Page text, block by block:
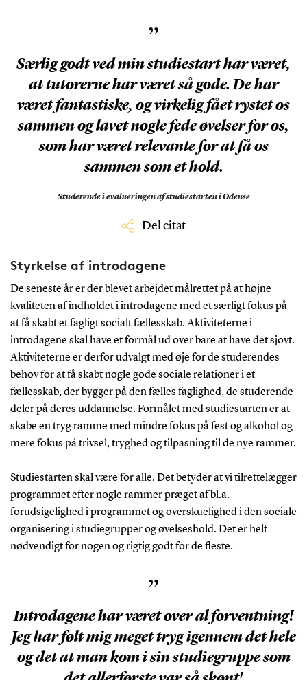
”
Særlig godt ved min studiestart har været,
at tutorerne har været så gode. De har
været fantastiske, og virkelig fået rystet os
sammen og lavet nogle fede øvelser for os,
som har været relevante for at få os
sammen som et hold.
Studerende i evalueringen af studiestarten i Odense
Del citat
Styrkelse af introdagene
De seneste år er der blevet arbejdet målrettet på at højne
kvaliteten af indholdet i introdagene med et særligt fokus på
at få skabt et fagligt socialt fællesskab. Aktiviteterne i
introdagene skal have et formål ud over bare at have det sjovt.
Aktiviteterne er derfor udvalgt med øje for de studerendes
behov for at få skabt nogle gode sociale relationer i et
fællesskab, der bygger på den fælles faglighed, de studerende
deler på deres uddannelse. Formålet med studiestarten er at
skabe en tryg ramme med mindre fokus på fest og alkohol og
mere fokus på trivsel, tryghed og tilpasning til de nye rammer.
Studiestarten skal være for alle. Det betyder at vi tilrettelægger
programmet efter nogle rammer præget af bl.a.
forudsigelighed i programmet og overskuelighed i den sociale
organisering i studiegrupper og øvelseshold. Det er helt
nødvendigt for nogen og rigtig godt for de fleste.
”
Introdagene har været over al forventning!
Jeg har følt mig meget tryg igennem det hele
og det at man kom i sin studiegruppe som